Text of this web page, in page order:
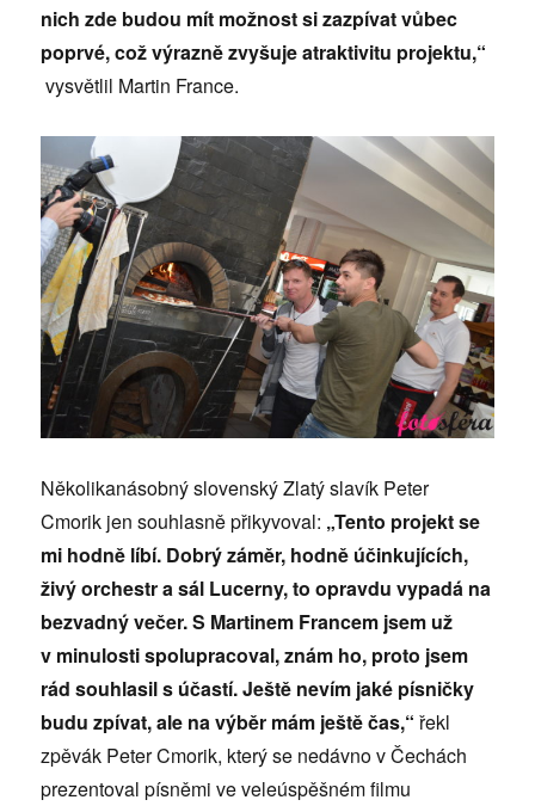
nich zde budou mít možnost si zazpívat vůbec
poprvé, což výrazně zvyšuje atraktivitu projektu,“
vysvětlil Martin France.
Několikanásobný slovenský Zlatý slavík Peter
Cmorik jen souhlasně přikyvoval: „Tento projekt se
mi hodně líbí. Dobrý záměr, hodně účinkujících,
živý orchestr a sál Lucerny, to opravdu vypadá na
bezvadný večer. S Martinem Francem jsem už
v minulosti spolupracoval, znám ho, proto jsem
rád souhlasil s účastí. Ještě nevím jaké písničky
budu zpívat, ale na výběr mám ještě čas,“ řekl
zpěvák Peter Cmorik, který se nedávno v Čechách
prezentoval písněmi ve veleúspěšném filmu